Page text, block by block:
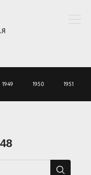
1949 1950 1951